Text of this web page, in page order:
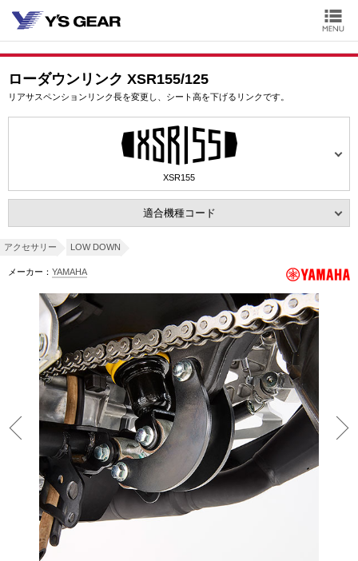
ローダウンリンク XSR155/125
リアサスペンションリンク長を変更し、シート高を下げるリンクです。
XSR155
適合機種コード
アクセサリー LOW DOWN
メーカー： YAMAHA